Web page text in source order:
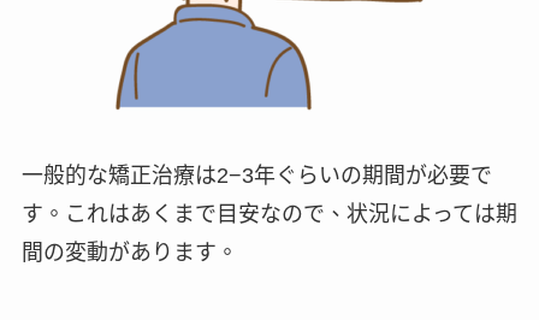
一般的な矯正治療は2−3年ぐらいの期間が必要で
す。これはあくまで目安なので、状況によっては期
間の変動があります。